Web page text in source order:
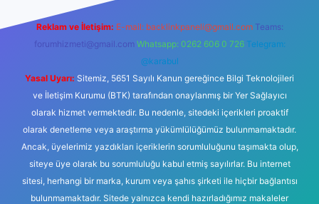
Reklam ve İletişim: E-mail: backlinkpaneli@gmail.com Teams:
forumhizmeti@gmail.com Whatsapp: 0262 606 0 726 Telegram:
@karabul
Yasal Uyarı: Sitemiz, 5651 Sayılı Kanun gereğince Bilgi Teknolojileri
ve İletişim Kurumu (BTK) tarafından onaylanmış bir Yer Sağlayıcı
olarak hizmet vermektedir. Bu nedenle, sitedeki içerikleri proaktif
olarak denetleme veya araştırma yükümlülüğümüz bulunmamaktadır.
Ancak, üyelerimiz yazdıkları içeriklerin sorumluluğunu taşımakta olup,
siteye üye olarak bu sorumluluğu kabul etmiş sayılırlar. Bu internet
sitesi, herhangi bir marka, kurum veya şahıs şirketi ile hiçbir bağlantısı
bulunmamaktadır. Sitede yalnızca kendi hazırladığımız makaleler